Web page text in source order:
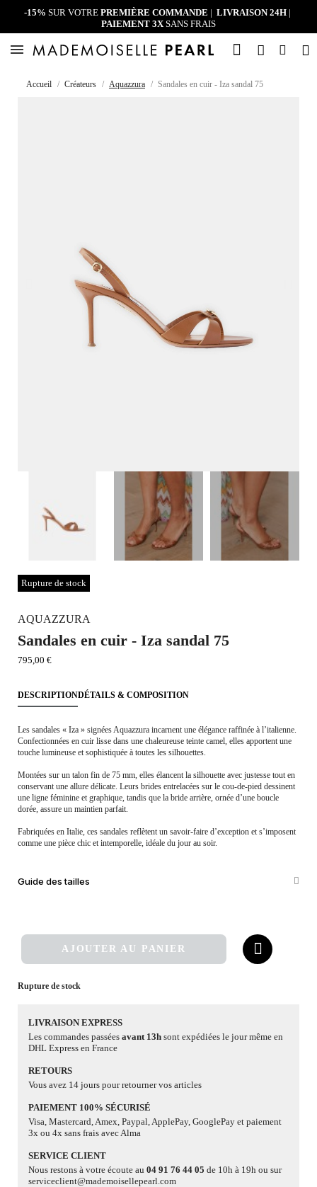
-15% SUR VOTRE PREMIÈRE COMMANDE | LIVRAISON 24H |
PAIEMENT 3XSANS FRAIS
Accueil Créateurs Aquazzura Sandales en cuir - Iza sandal 75
Rupture de stock
Sandales en cuir - Iza sandal 75
AQUAZZURA
795,00 €
DESCRIPTIONDÉTAILS & COMPOSITION
Les sandales « Iza » signées Aquazzura incarnent une élégance raffinée à l’italienne.
Confectionnées en cuir lisse dans une chaleureuse teinte camel, elles apportent une
touche lumineuse et sophistiquée à toutes les silhouettes.
Montées sur un talon fin de 75 mm, elles élancent la silhouette avec justesse tout en
conservant une allure délicate. Leurs brides entrelacées sur le cou-de-pied dessinent
une ligne féminine et graphique, tandis que la bride arrière, ornée d’une boucle
dorée, assure un maintien parfait.
Fabriquées en Italie, ces sandales reflètent un savoir-faire d’exception et s’imposent
comme une pièce chic et intemporelle, idéale du jour au soir.
Guide des tailles
AJOUTER AU PANIER
Rupture de stock
LIVRAISON EXPRESS
Les commandes passées avant 13h sont expédiées le jour même en
DHL Express en France
RETOURS
Vous avez 14 jours pour retourner vos articles
PAIEMENT 100% SÉCURISÉ
Visa, Mastercard, Amex, Paypal, ApplePay, GooglePay et paiement
3x ou 4x sans frais avec Alma
SERVICE CLIENT
Nous restons à votre écoute au 04 91 76 44 05 de 10h à 19h ou sur
serviceclient@mademoisellepearl.com